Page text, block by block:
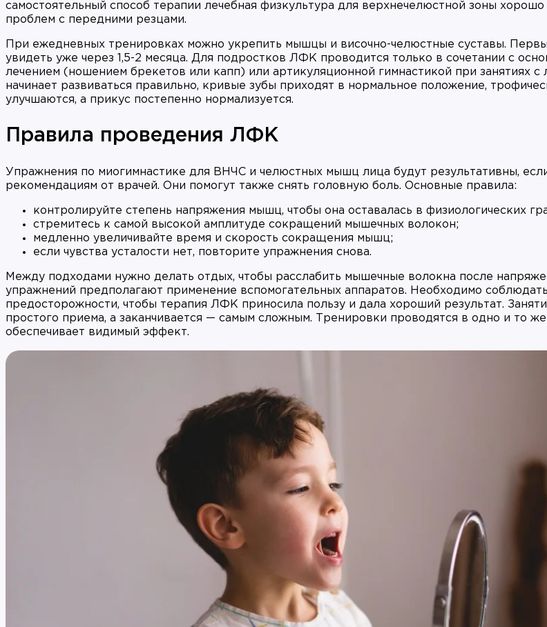
самостоятельный способ терапии лечебная физкультура для верхнечелюстной зоны
проблем с передними резцами.
При ежедневных тренировках можно укрепить мышцы и височно-челюстные суставы.
увидеть уже через 1,5-2 месяца. Для подростков ЛФК проводится только в сочетании с
лечением (ношением брекетов или капп) или артикуляционной гимнастикой при занятиях с
начинает развиваться правильно, кривые зубы приходят в нормальное положение,
улучшаются, а прикус постепенно нормализуется.
Правила проведения ЛФК
Упражнения по миогимнастике для ВНЧС и челюстных мышц лица будут результативны,
рекомендациям от врачей. Они помогут также снять головную боль. Основные правила:
контролируйте степень напряжения мышц, чтобы она оставалась в физиологических
стремитесь к самой высокой амплитуде сокращений мышечных волокон;
медленно увеличивайте время и скорость сокращения мышц;
если чувства усталости нет, повторите упражнения снова.
Между подходами нужно делать отдых, чтобы расслабить мышечные волокна после
упражнений предполагают применение вспомогательных аппаратов. Необходимо
предосторожности, чтобы терапия ЛФК приносила пользу и дала хороший результат.
простого приема, а заканчивается — самым сложным. Тренировки проводятся в одно и то
обеспечивает видимый эффект.